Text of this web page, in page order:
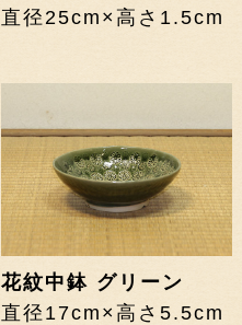
直径25cm×高さ1.5cm
花紋中鉢 グリーン
直径17cm×高さ5.5cm